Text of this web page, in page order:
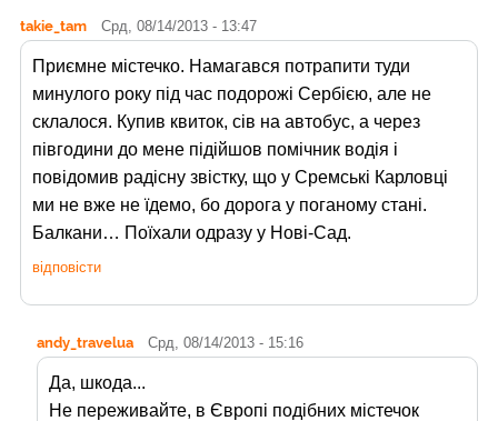
takie_tam Срд, 08/14/2013 - 13:47
Приємне містечко. Намагався потрапити туди
минулого року під час подорожі Сербією, але не
склалося. Купив квиток, сів на автобус, а через
півгодини до мене підійшов помічник водія і
повідомив радісну звістку, що у Сремські Карловці
ми не вже не їдемо, бо дорога у поганому стані.
Балкани… Поїхали одразу у Нові-Сад.
відповісти
andy_travelua Срд, 08/14/2013 - 15:16
Да, шкода...
Не переживайте, в Європі подібних містечок